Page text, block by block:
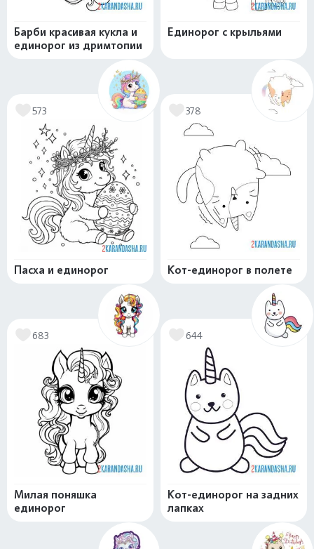
Барби красивая кукла и
единорог из дримтопии
Единорог с крыльями
573
Пасха и единорог
378
Кот-единорог в полете
683
Милая поняшка
единорог
644
Кот-единорог на задних
лапках